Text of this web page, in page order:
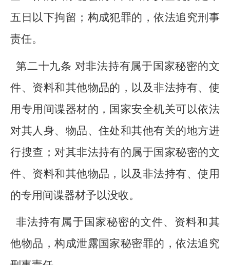
五日以下拘留；构成犯罪的，依法追究刑事
责任。
第二十九条 对非法持有属于国家秘密的文
件、资料和其他物品的，以及非法持有、使
用专用间谍器材的，国家安全机关可以依法
对其人身、物品、住处和其他有关的地方进
行搜查；对其非法持有的属于国家秘密的文
件、资料和其他物品，以及非法持有、使用
的专用间谍器材予以没收。
非法持有属于国家秘密的文件、资料和其
他物品，构成泄露国家秘密罪的，依法追究